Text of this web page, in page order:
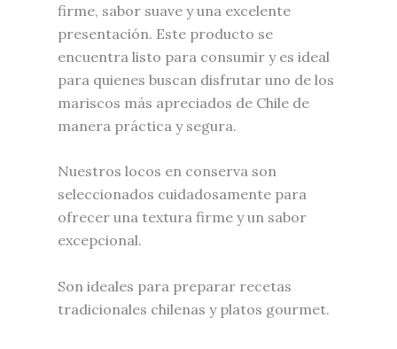
firme, sabor suave y una excelente
presentación. Este producto se
encuentra listo para consumir y es ideal
para quienes buscan disfrutar uno de los
mariscos más apreciados de Chile de
manera práctica y segura.
Nuestros locos en conserva son
seleccionados cuidadosamente para
ofrecer una textura firme y un sabor
excepcional.
Son ideales para preparar recetas
tradicionales chilenas y platos gourmet.